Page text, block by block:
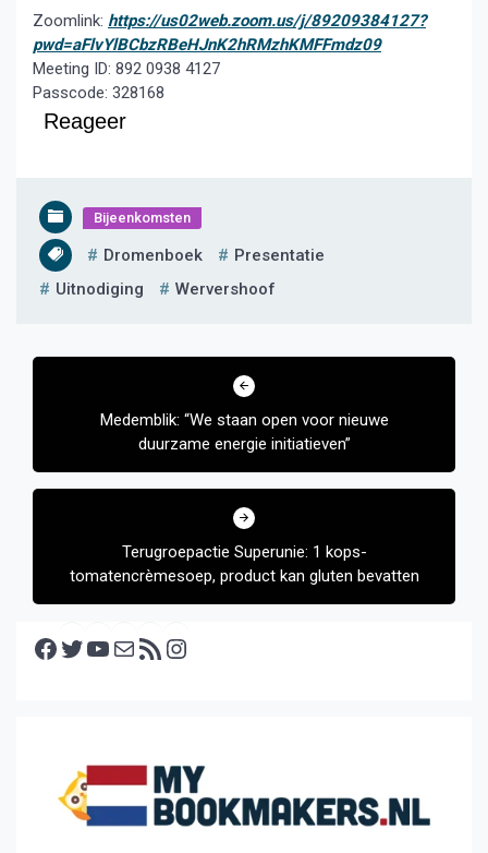
Zoomlink: https://us02web.zoom.us/j/89209384127?
pwd=aFlvYlBCbzRBeHJnK2hRMzhKMFFmdz09
Meeting ID: 892 0938 4127
Passcode: 328168
Reageer
Bijeenkomsten
Dromenboek
Presentatie
Uitnodiging
Wervershoof
Bericht
Medemblik: “We staan open voor nieuwe
duurzame energie initiatieven”
Terugroepactie Superunie: 1 kops-
tomatencrèmesoep, product kan gluten bevatten
Facebook Twitter YouTube E-mail RSS feed